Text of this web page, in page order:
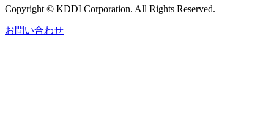
Copyright © KDDI Corporation. All Rights Reserved.
お問い合わせ